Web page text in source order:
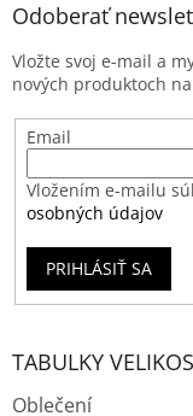
Odoberať
Vložte svoj e-mail a
nových produktoch
Email
Vložením e-mailu
osobných údajov
PRIHLÁSIŤ SA
TABULKY
Oblečení